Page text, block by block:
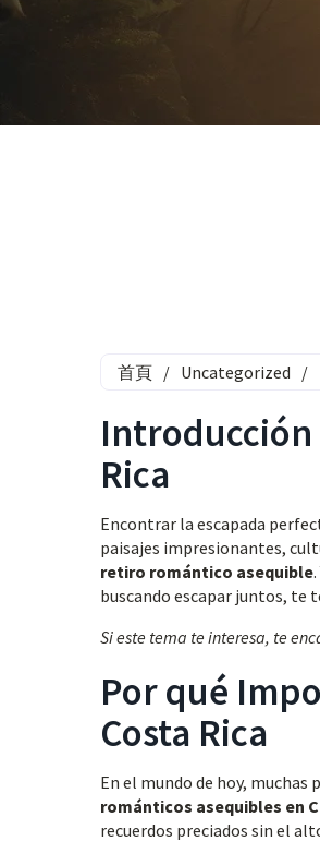
首頁 / Uncategorized /
Introducción
Rica
Encontrar la escapada
paisajes impresionantes,
retiro romántico asequible
buscando escapar juntos, te
Si este tema te interesa, te
Por qué
Costa Rica
En el mundo de hoy,
románticos asequibles en
recuerdos preciados sin el